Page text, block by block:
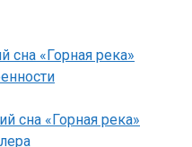
сна «Горная река»
сна «Горная река»